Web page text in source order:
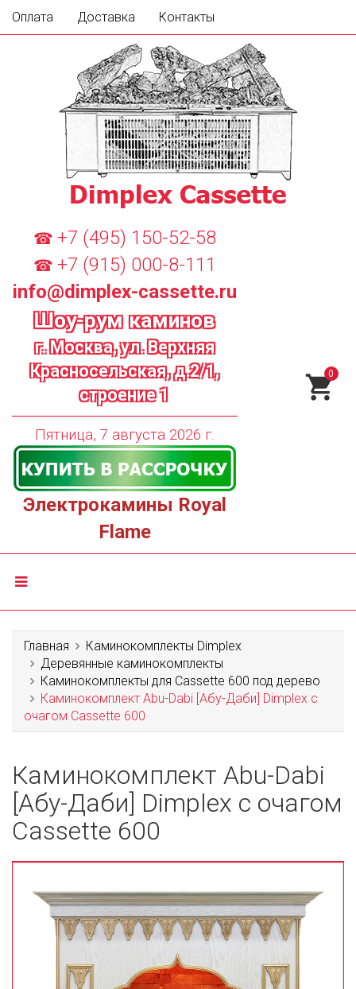
Оплата Доставка Контакты
☎ +7 (495) 150-52-58
☎ +7 (915) 000-8-111
info@dimplex-cassette.ru
Шоу-рум каминов
г. Москва, ул. Верхняя
Красносельская, д.2/1,
строение 1
Пятница, 7 августа 2026 г.
Электрокамины Royal
Flame
0
Главная
Каминокомплекты Dimplex
Деревянные каминокомплекты
Каминокомплекты для Cassette 600 под дерево
Каминокомплект Abu-Dabi [Абу-Даби] Dimplex с
очагом Cassette 600
Каминокомплект Abu-Dabi
[Абу-Даби] Dimplex с очагом
Cassette 600